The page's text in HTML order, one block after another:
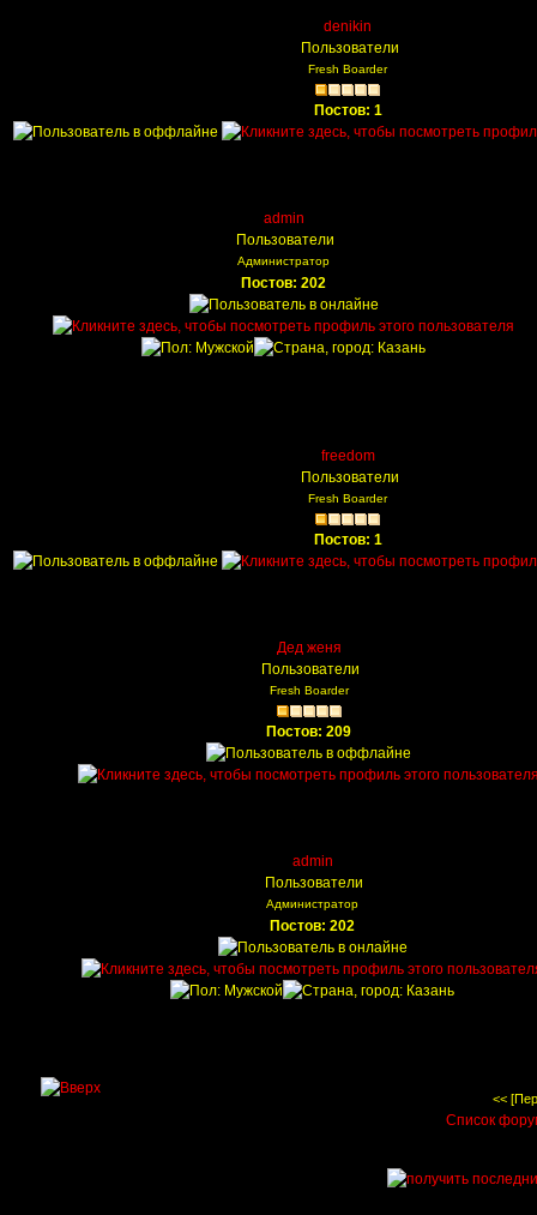
denikin
Пользователи
Fresh Boarder
Постов: 1
admin
Пользователи
Администратор
Постов: 202
freedom
Пользователи
Fresh Boarder
Постов: 1
Дед женя
Пользователи
Fresh Boarder
Постов: 209
admin
Пользователи
Администратор
Постов: 202
<<
Список